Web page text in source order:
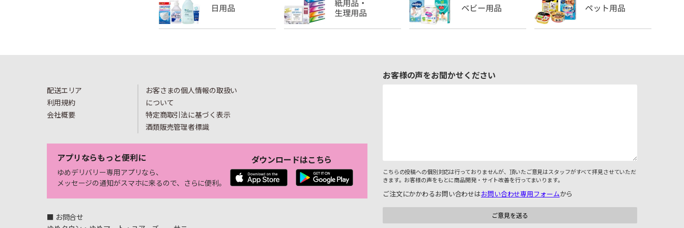
配送エリア
利用規約
会社概要
お客さまの個人情報の取扱い
について
特定商取引法に基づく表示
酒類販売管理者標識
アプリならもっと便利に
ゆめデリバリー専用アプリなら、
メッセージの通知がスマホに来るので、さらに便利。
ダウンロードはこちら
■ お問合せ
お客様の声をお聞かせください
こちらの投稿への個別対応は行っておりませんが、頂いたご意見はスタッフがすべて拝見させていただ
きます。お客様の声をもとに商品開発・サイト改善を行ってまいります。
ご注文にかかわるお問い合わせはお問い合わせ専用フォームから